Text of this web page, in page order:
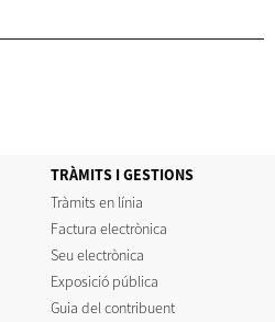
TRÀMITS I GESTIONS
Tràmits en línia
Factura electrònica
Seu electrònica
Exposició pública
Guia del contribuent